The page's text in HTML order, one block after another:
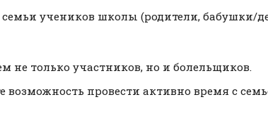
учеников школы (родители, бабушки/
не только участников, но и болельщиков.
возможность провести активно время с